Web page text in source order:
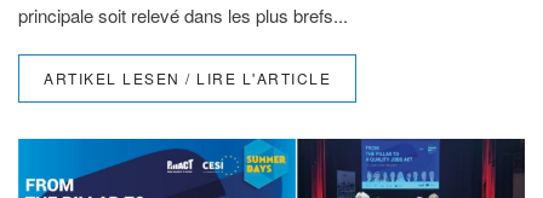
principale soit relevé dans les plus brefs...
ARTIKEL LESEN / LIRE L'ARTICLE